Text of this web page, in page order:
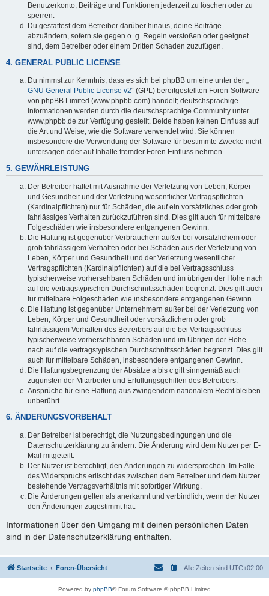
Benutzerkonto, Beiträge und Funktionen jederzeit zu löschen oder zu
sperren.
Du gestattest dem Betreiber darüber hinaus, deine Beiträge
abzuändern, sofern sie gegen o. g. Regeln verstoßen oder geeignet
sind, dem Betreiber oder einem Dritten Schaden zuzufügen.
4. GENERAL PUBLIC LICENSE
Du nimmst zur Kenntnis, dass es sich bei phpBB um eine unter der „
GNU General Public License v2“ (GPL) bereitgestellten Foren-Software
von phpBB Limited (www.phpbb.com) handelt; deutschsprachige
Informationen werden durch die deutschsprachige Community unter
www.phpbb.de zur Verfügung gestellt. Beide haben keinen Einfluss auf
die Art und Weise, wie die Software verwendet wird. Sie können
insbesondere die Verwendung der Software für bestimmte Zwecke nicht
untersagen oder auf Inhalte fremder Foren Einfluss nehmen.
5. GEWÄHRLEISTUNG
Der Betreiber haftet mit Ausnahme der Verletzung von Leben, Körper
und Gesundheit und der Verletzung wesentlicher Vertragspflichten
(Kardinalpflichten) nur für Schäden, die auf ein vorsätzliches oder grob
fahrlässiges Verhalten zurückzuführen sind. Dies gilt auch für mittelbare
Folgeschäden wie insbesondere entgangenen Gewinn.
Die Haftung ist gegenüber Verbrauchern außer bei vorsätzlichem oder
grob fahrlässigem Verhalten oder bei Schäden aus der Verletzung von
Leben, Körper und Gesundheit und der Verletzung wesentlicher
Vertragspflichten (Kardinalpflichten) auf die bei Vertragsschluss
typischerweise vorhersehbaren Schäden und im übrigen der Höhe nach
auf die vertragstypischen Durchschnittsschäden begrenzt. Dies gilt auch
für mittelbare Folgeschäden wie insbesondere entgangenen Gewinn.
Die Haftung ist gegenüber Unternehmern außer bei der Verletzung von
Leben, Körper und Gesundheit oder vorsätzlichem oder grob
fahrlässigem Verhalten des Betreibers auf die bei Vertragsschluss
typischerweise vorhersehbaren Schäden und im Übrigen der Höhe
nach auf die vertragstypischen Durchschnittsschäden begrenzt. Dies gilt
auch für mittelbare Schäden, insbesondere entgangenen Gewinn.
Die Haftungsbegrenzung der Absätze a bis c gilt sinngemäß auch
zugunsten der Mitarbeiter und Erfüllungsgehilfen des Betreibers.
Ansprüche für eine Haftung aus zwingendem nationalem Recht bleiben
unberührt.
6. ÄNDERUNGSVORBEHALT
Der Betreiber ist berechtigt, die Nutzungsbedingungen und die
Datenschutzerklärung zu ändern. Die Änderung wird dem Nutzer per E-
Mail mitgeteilt.
Der Nutzer ist berechtigt, den Änderungen zu widersprechen. Im Falle
des Widerspruchs erlischt das zwischen dem Betreiber und dem Nutzer
bestehende Vertragsverhältnis mit sofortiger Wirkung.
Die Änderungen gelten als anerkannt und verbindlich, wenn der Nutzer
den Änderungen zugestimmt hat.
Informationen über den Umgang mit deinen persönlichen Daten
sind in der Datenschutzerklärung enthalten.
Startseite Foren-Übersicht Alle Zeiten sind UTC+02:00
Powered by phpBB® Forum Software © phpBB Limited